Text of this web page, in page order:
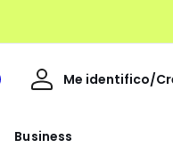
Business
Me identifico/
Mi